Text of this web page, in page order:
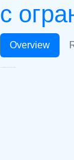
с
Overview